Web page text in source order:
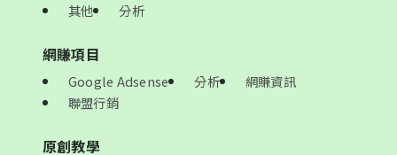
其他
分析
網賺項目
Google Adsense 分析
網賺資訊
聯盟行銷
原創教學